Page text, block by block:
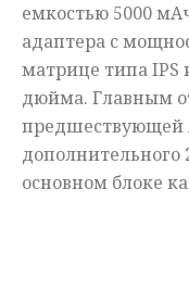
емкостью 5000
адаптера с
матрице типа IPS
дюйма. Главным
предшествующей
дополнительного
основном блоке